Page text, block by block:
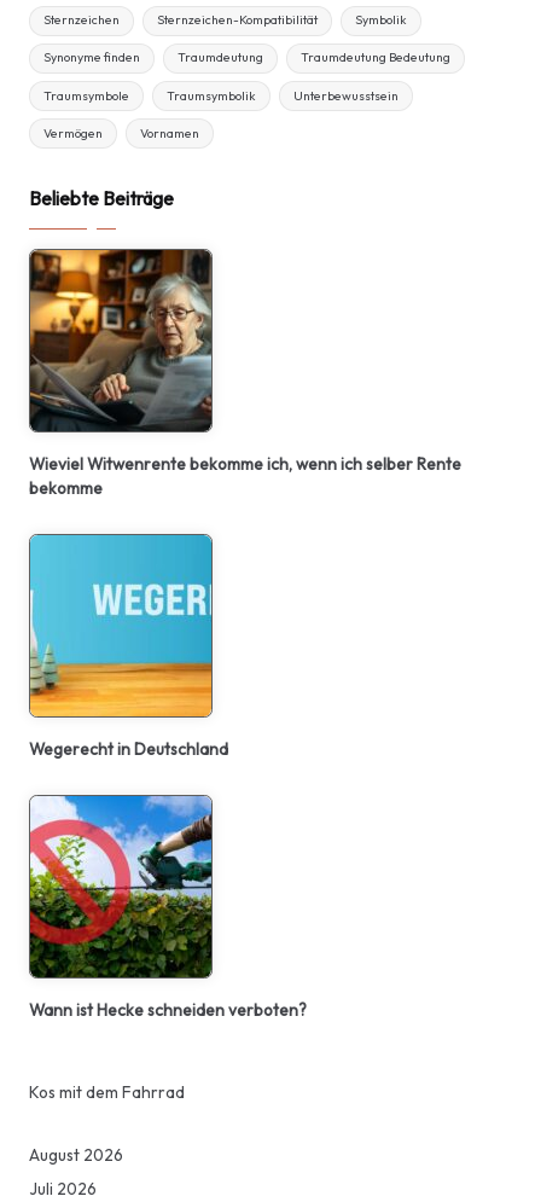
Sternzeichen Sternzeichen-Kompatibilität Symbolik
Synonyme finden Traumdeutung Traumdeutung Bedeutung
Traumsymbole Traumsymbolik Unterbewusstsein
Vermögen Vornamen
Beliebte Beiträge
Wieviel Witwenrente bekomme ich, wenn ich selber Rente
bekomme
Wegerecht in Deutschland
Wann ist Hecke schneiden verboten?
Kos mit dem Fahrrad
August 2026
Juli 2026